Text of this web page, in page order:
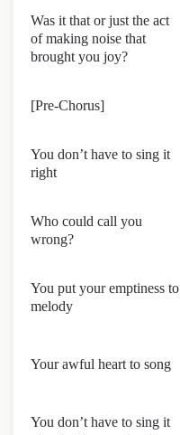
Was it that or just the act
of making noise that
brought you joy?
[Pre-Chorus]
You don’t have to sing it
right
Who could call you
wrong?
You put your emptiness to
melody
Your awful heart to song
You don’t have to sing it